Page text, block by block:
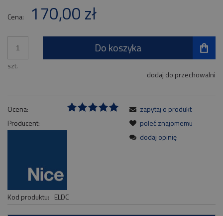
Cena: 170,00 zł
szt.
Do koszyka
dodaj do przechowalni
Ocena:
Producent:
Kod produktu: ELDC
zapytaj o produkt
poleć znajomemu
dodaj opinię